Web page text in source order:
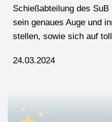
Schießabteilung des
sein genaues Auge und
stellen, sowie sich auf
24.03.2024